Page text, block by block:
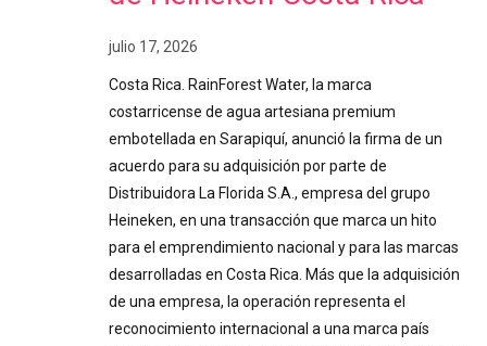
julio 17, 2026
Costa Rica. RainForest Water, la marca
costarricense de agua artesiana premium
embotellada en Sarapiquí, anunció la firma de un
acuerdo para su adquisición por parte de
Distribuidora La Florida S.A., empresa del grupo
Heineken, en una transacción que marca un hito
para el emprendimiento nacional y para las marcas
desarrolladas en Costa Rica. Más que la adquisición
de una empresa, la operación representa el
reconocimiento internacional a una marca país